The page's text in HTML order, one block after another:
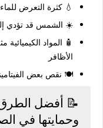
💧 كثرة التعرض
☀️ الشمس قد تؤدي إلى
🧴 المواد
الأظافر
🍽️ نقص بعض
📝 أفضل الطرق
وحمايتها في